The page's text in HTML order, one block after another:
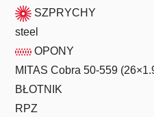
SZPRYCHY
steel
OPONY
MITAS Cobra 50-559
BŁOTNIK
RPZ